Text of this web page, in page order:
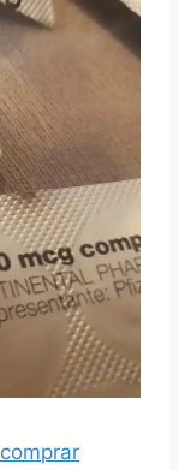
comprar